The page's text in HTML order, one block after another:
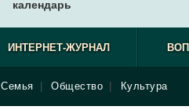
календарь
ИНТЕРНЕТ-ЖУРНАЛ
Семья Общество Культура